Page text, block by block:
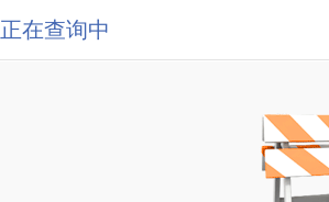
正在查询中